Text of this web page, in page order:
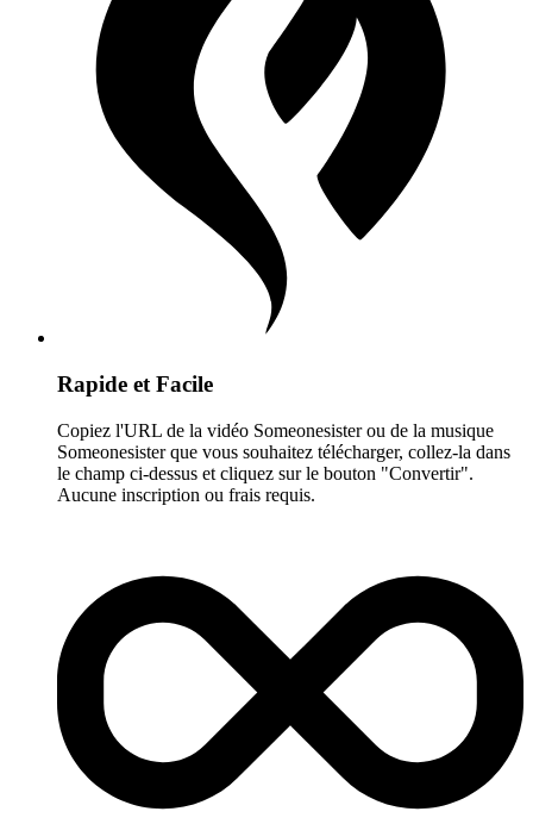
Rapide et Facile
Copiez l'URL de la vidéo Someonesister ou de la musique
Someonesister que vous souhaitez télécharger, collez-la dans
le champ ci-dessus et cliquez sur le bouton "Convertir".
Aucune inscription ou frais requis.